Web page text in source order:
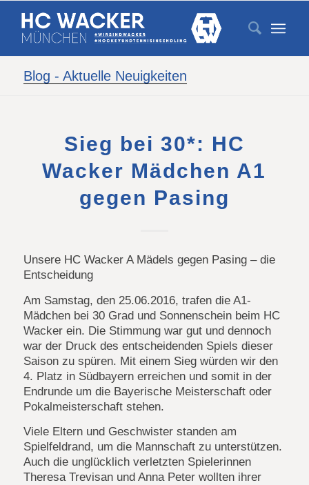
Blog - Aktuelle Neuigkeiten
Sieg bei 30*: HC
Wacker Mädchen A1
gegen Pasing
Unsere HC Wacker A Mädels gegen Pasing – die
Entscheidung
Am Samstag, den 25.06.2016, trafen die A1-
Mädchen bei 30 Grad und Sonnenschein beim HC
Wacker ein. Die Stimmung war gut und dennoch
war der Druck des entscheidenden Spiels dieser
Saison zu spüren. Mit einem Sieg würden wir den
4. Platz in Südbayern erreichen und somit in der
Endrunde um die Bayerische Meisterschaft oder
Pokalmeisterschaft stehen.
Viele Eltern und Geschwister standen am
Spielfeldrand, um die Mannschaft zu unterstützen.
Auch die unglücklich verletzten Spielerinnen
Theresa Trevisan und Anna Peter wollten ihrer